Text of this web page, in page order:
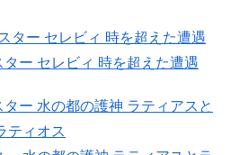
ー セレビィ 時を超えた遭遇